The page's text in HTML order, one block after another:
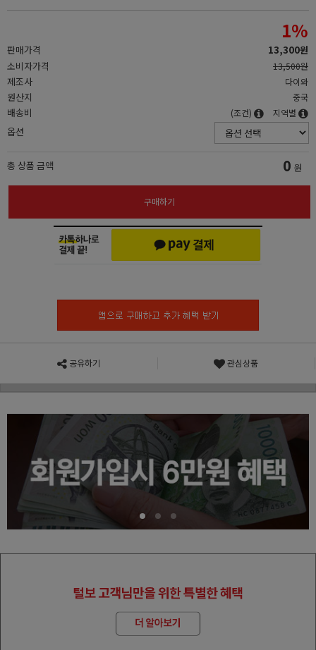
판매가격
1%
13,300원
소비자가격
13,500원
제조사 다이와
원산지 중국
배송비 (조건) 지역별
옵션
총 상품 금액 0 원
구매하기
공유하기 관심상품